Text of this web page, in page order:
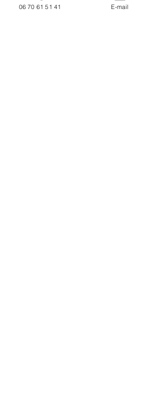
06 70 61 51 41 E-mail